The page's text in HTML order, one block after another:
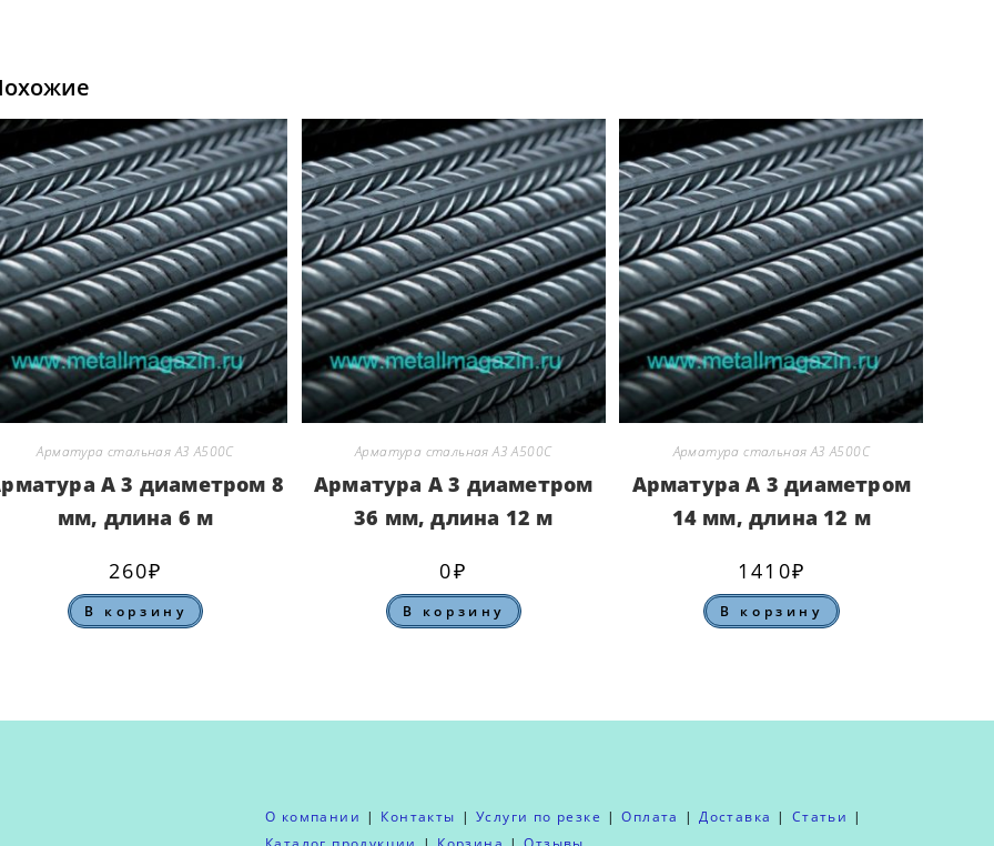
Арматура стальная А3 А500С
А 3 диаметром 8
мм, длина 6 м
260₽
В корзину
Арматура стальная А3 А500С
Арматура А 3 диаметром
36 мм, длина 12 м
0₽
В корзину
Арматура стальная А3 А500С
Арматура А 3 диаметром
14 мм, длина 12 м
1410₽
В корзину
О компании Контакты Услуги по резке Оплата Доставка
Статьи